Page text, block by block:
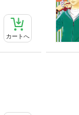
カートへ